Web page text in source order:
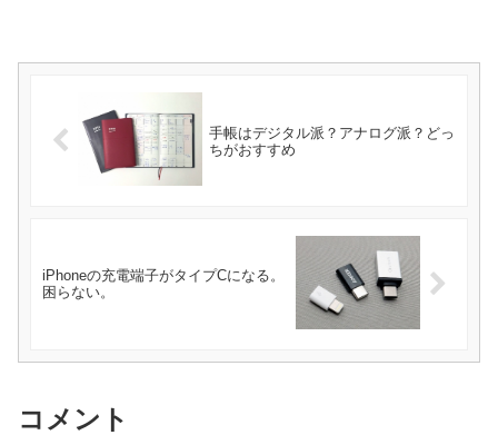
手帳はデジタル派？アナログ派？どっ
ちがおすすめ
iPhoneの充電端子がタイプCになる。
困らない。
コメント